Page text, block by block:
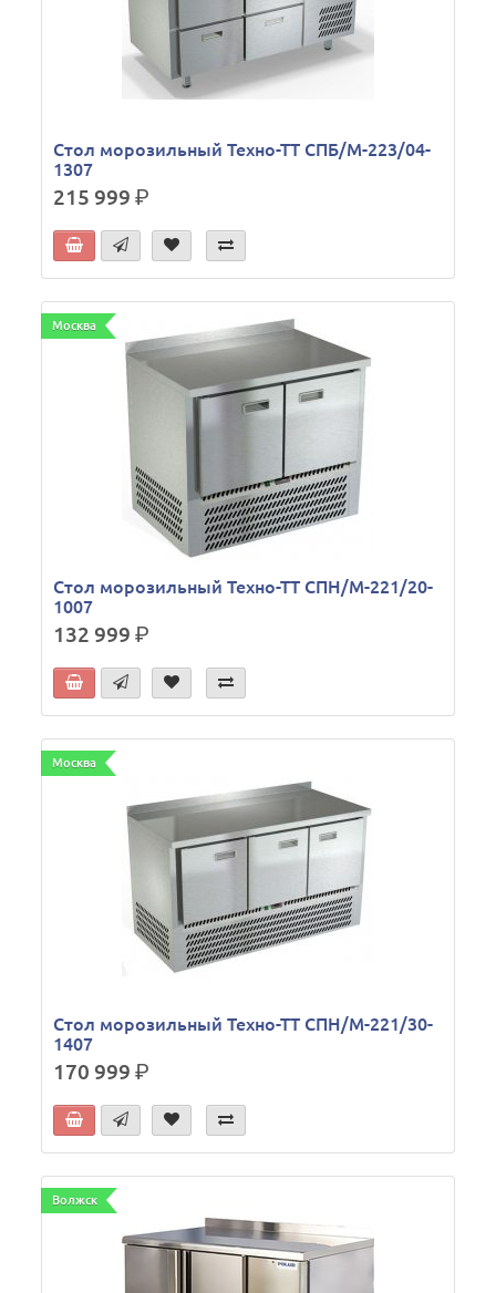
Стол морозильный Техно-ТТ СПБ/М-223/04-
1307
215 999р.
Москва
Стол морозильный Техно-ТТ СПН/М-221/20-
1007
132 999р.
Москва
Стол морозильный Техно-ТТ СПН/М-221/30-
1407
170 999р.
Волжск